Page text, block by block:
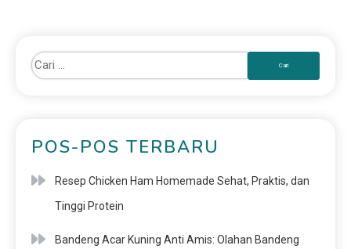
POS-POS TERBARU
Resep Chicken Ham Homemade Sehat, Praktis, dan
Tinggi Protein
Bandeng Acar Kuning Anti Amis: Olahan Bandeng